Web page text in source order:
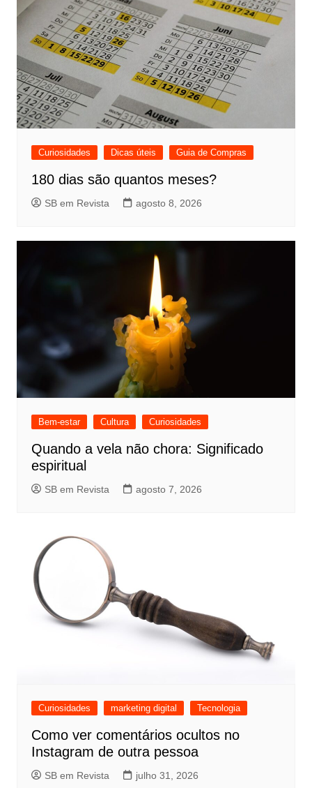
Curiosidades Dicas úteis Guia de Compras
180 dias são quantos meses?
SB em Revista agosto 8, 2026
Bem-estar Cultura Curiosidades
Quando a vela não chora: Significado
espiritual
SB em Revista agosto 7, 2026
Curiosidades marketing digital Tecnologia
Como ver comentários ocultos no
Instagram de outra pessoa
SB em Revista julho 31, 2026